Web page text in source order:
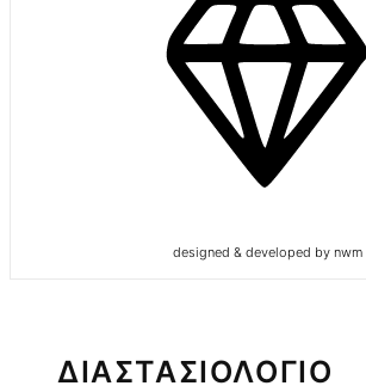
designed & developed by nwm
ΔΙΑΣΤΑΣΙΟΛΟΓΙΟ